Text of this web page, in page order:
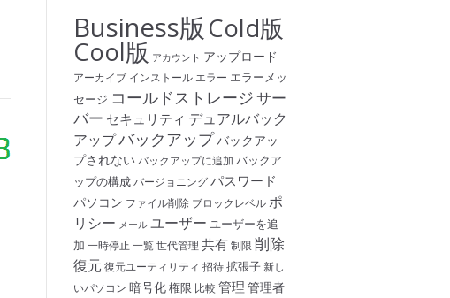
Business版Cold版
Cool版 アカウント アップロード
アーカイブ インストール エラー エラーメッ
セージ コールドストレージサー
バー セキュリティ デュアルバック
アップバックアップバックアッ
プされない バックアップに追加 バックア
ップの構成 バージョニング パスワード
パソコン ファイル削除 ブロックレベル ポ
リシー メール ユーザー ユーザーを追
加 一時停止 一覧 世代管理 共有 制限 削除
復元 復元ユーティリティ 招待 拡張子 新し
いパソコン 暗号化権限 比較 管理 管理者